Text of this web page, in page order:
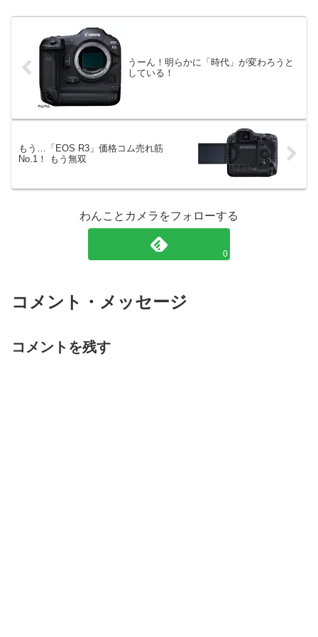
うーん！明らかに「時代」が変わろうと
している！
もう…「EOS R3」価格コム売れ筋
No.1！ もう無双
わんことカメラをフォローする
0
コメント・メッセージ
コメントを残す